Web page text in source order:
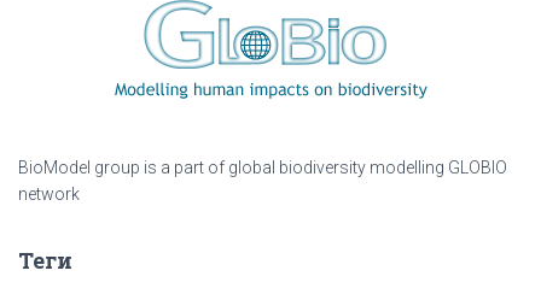
BioModel group is a part of global biodiversity modelling GLOBIO
network
Теги